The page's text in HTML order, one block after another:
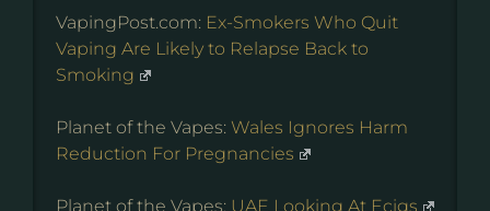
VapingPost.com: Ex-Smokers Who Quit
Vaping Are Likely to Relapse Back to
Smoking
Planet of the Vapes: Wales Ignores Harm
Reduction For Pregnancies
Planet of the Vapes: UAE Looking At Ecigs